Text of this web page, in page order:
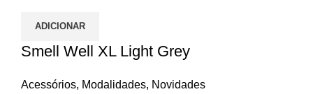
ADICIONAR
Smell Well XL Light Grey
Acessórios, Modalidades, Novidades